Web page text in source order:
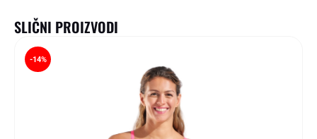
SLIČNI PROIZVODI
-14%